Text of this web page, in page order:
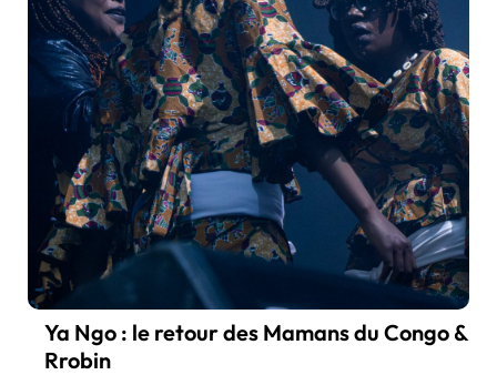
Ya Ngo : le retour des Mamans du Congo &
Rrobin